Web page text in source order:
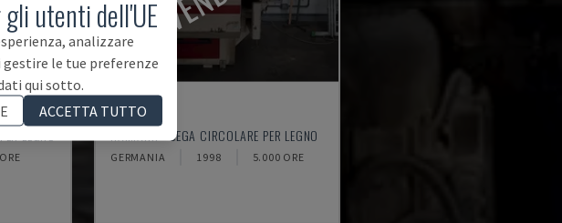
KS 310
RAIMANN - SEGA CIRCOLARE PER LEGNO
GERMANIA 1998 5.000 ORE
utenti dell'UE
analizzare
le tue preferenze
qui sotto.
ACCETTA TUTTO